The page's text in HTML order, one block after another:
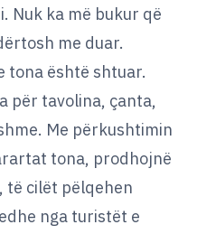
Nuk ka më bukur që
me duar.
tona është shtuar.
për tavolina, çanta,
Me përkushtimin
tona, prodhojnë
të cilët pëlqehen
nga turistët e